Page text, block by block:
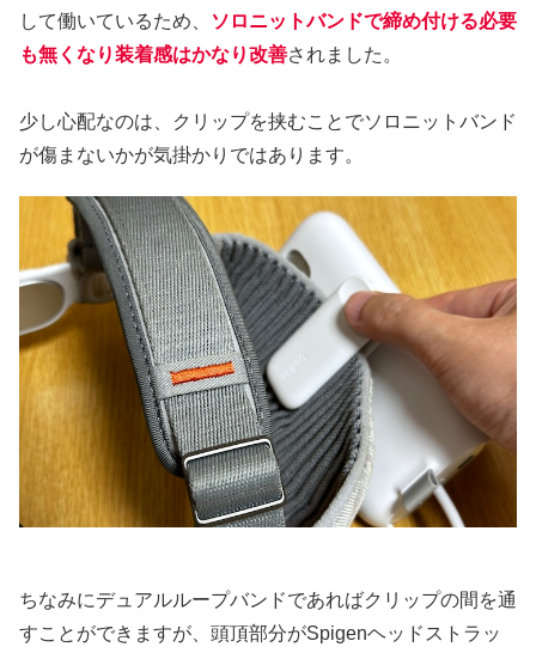
して働いているため、
ソロニットバンドで締め付ける必要
も無くなり装着感はかなり改善されました。
少し心配なのは、クリップを挟むことでソロニットバンド
が傷まないかが気掛かりではあります。
ちなみにデュアルループバンドであればクリップの間を通
すことができますが、頭頂部分がSpigenヘッドストラッ